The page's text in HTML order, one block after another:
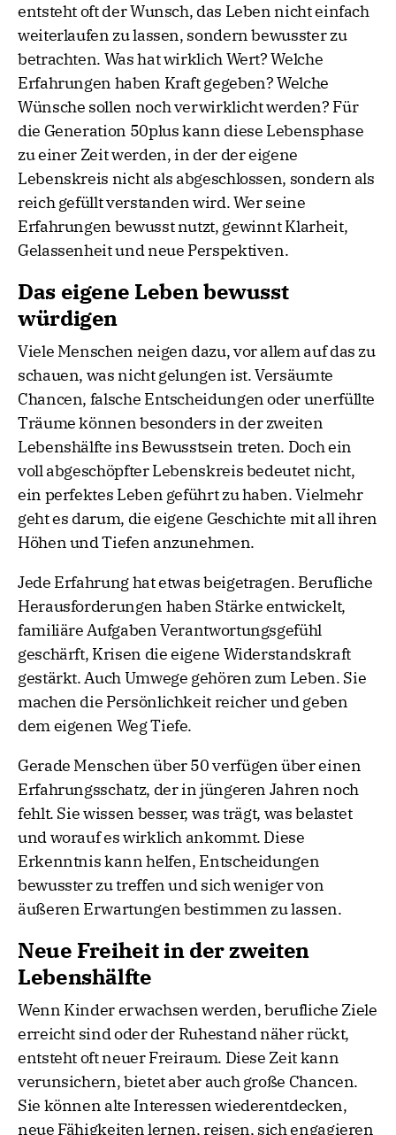
entsteht oft der Wunsch, das Leben nicht einfach
weiterlaufen zu lassen, sondern bewusster zu
betrachten. Was hat wirklich Wert? Welche
Erfahrungen haben Kraft gegeben? Welche
Wünsche sollen noch verwirklicht werden? Für
die Generation 50plus kann diese Lebensphase
zu einer Zeit werden, in der der eigene
Lebenskreis nicht als abgeschlossen, sondern als
reich gefüllt verstanden wird. Wer seine
Erfahrungen bewusst nutzt, gewinnt Klarheit,
Gelassenheit und neue Perspektiven.
Das eigene Leben bewusst
würdigen
Viele Menschen neigen dazu, vor allem auf das zu
schauen, was nicht gelungen ist. Versäumte
Chancen, falsche Entscheidungen oder unerfüllte
Träume können besonders in der zweiten
Lebenshälfte ins Bewusstsein treten. Doch ein
voll abgeschöpfter Lebenskreis bedeutet nicht,
ein perfektes Leben geführt zu haben. Vielmehr
geht es darum, die eigene Geschichte mit all ihren
Höhen und Tiefen anzunehmen.
Jede Erfahrung hat etwas beigetragen. Berufliche
Herausforderungen haben Stärke entwickelt,
familiäre Aufgaben Verantwortungsgefühl
geschärft, Krisen die eigene Widerstandskraft
gestärkt. Auch Umwege gehören zum Leben. Sie
machen die Persönlichkeit reicher und geben
dem eigenen Weg Tiefe.
Gerade Menschen über 50 verfügen über einen
Erfahrungsschatz, der in jüngeren Jahren noch
fehlt. Sie wissen besser, was trägt, was belastet
und worauf es wirklich ankommt. Diese
Erkenntnis kann helfen, Entscheidungen
bewusster zu treffen und sich weniger von
äußeren Erwartungen bestimmen zu lassen.
Neue Freiheit in der zweiten
Lebenshälfte
Wenn Kinder erwachsen werden, berufliche Ziele
erreicht sind oder der Ruhestand näher rückt,
entsteht oft neuer Freiraum. Diese Zeit kann
verunsichern, bietet aber auch große Chancen.
Sie können alte Interessen wiederentdecken,
neue Fähigkeiten lernen, reisen, sich engagieren